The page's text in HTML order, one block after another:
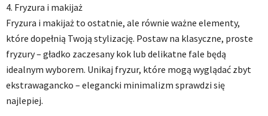
4. Fryzura i makijaż
Fryzura i makijaż to ostatnie, ale równie ważne elementy,
które dopełnią Twoją stylizację. Postaw na klasyczne, proste
fryzury – gładko zaczesany kok lub delikatne fale będą
idealnym wyborem. Unikaj fryzur, które mogą wyglądać zbyt
ekstrawagancko – elegancki minimalizm sprawdzi się
najlepiej.